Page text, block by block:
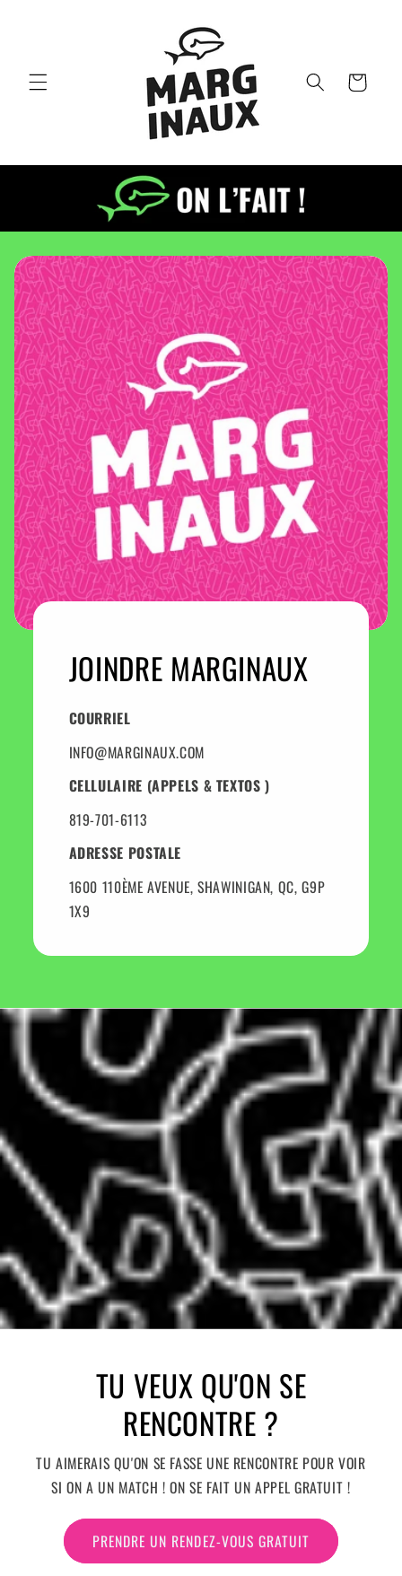
Panier
JOINDRE MARGINAUX
COURRIEL
INFO@MARGINAUX.COM
CELLULAIRE (APPELS & TEXTOS )
819-701-6113
ADRESSE POSTALE
1600 110ÈME AVENUE, SHAWINIGAN, QC, G9P
1X9
TU VEUX QU'ON SE
RENCONTRE ?
TU AIMERAIS QU'ON SE FASSE UNE RENCONTRE POUR VOIR
SI ON A UN MATCH ! ON SE FAIT UN APPEL GRATUIT !
PRENDRE UN RENDEZ-VOUS GRATUIT